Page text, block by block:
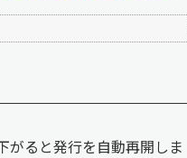
がると発行を自動再開しま